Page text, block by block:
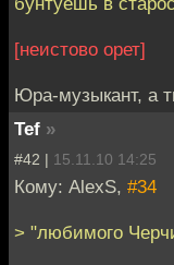
[неистово орет]
Юра-музыкант, а
Tef »
#42 | 15.11.10 14:25
Кому: AlexS, #34
> "любимого